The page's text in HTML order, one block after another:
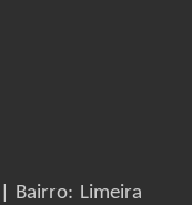
Bairro: Limeira